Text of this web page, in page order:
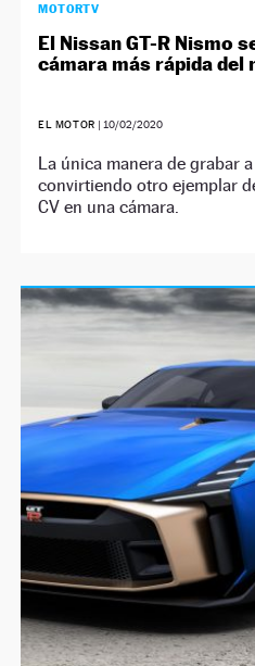
MOTORTV
El Nissan GT-R Nismo
cámara más rápida del
EL MOTOR | 10/02/2020
La única manera de grabar
convirtiendo otro ejemplar
CV en una cámara.